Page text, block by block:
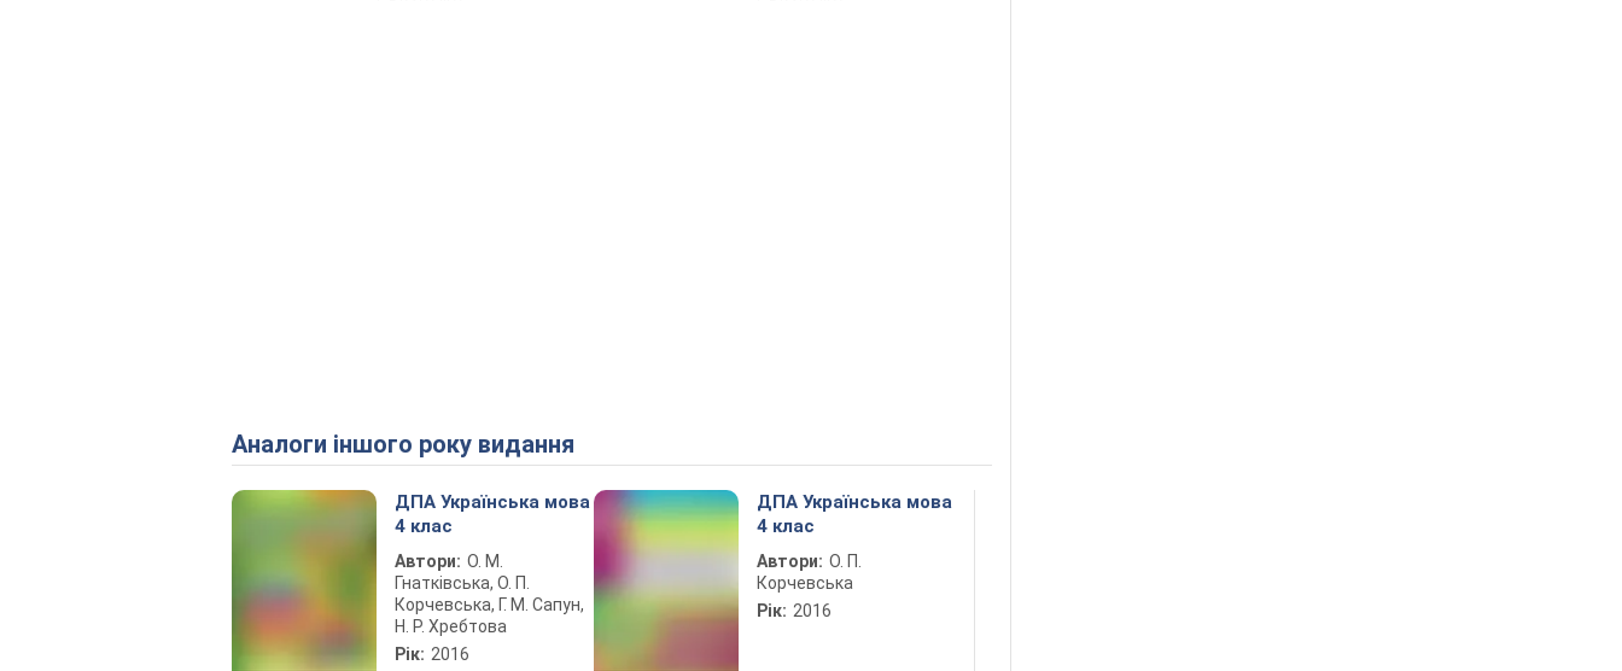
Аналоги іншого року видання
ДПА Українська мова
4 клас
Автори: О. М.
Гнатківська, О. П.
Корчевська, Г. М. Сапун,
Н. Р. Хребтова
Рік: 2016
ДПА Українська мова
4 клас
Автори: О. П.
Корчевська
Рік: 2016